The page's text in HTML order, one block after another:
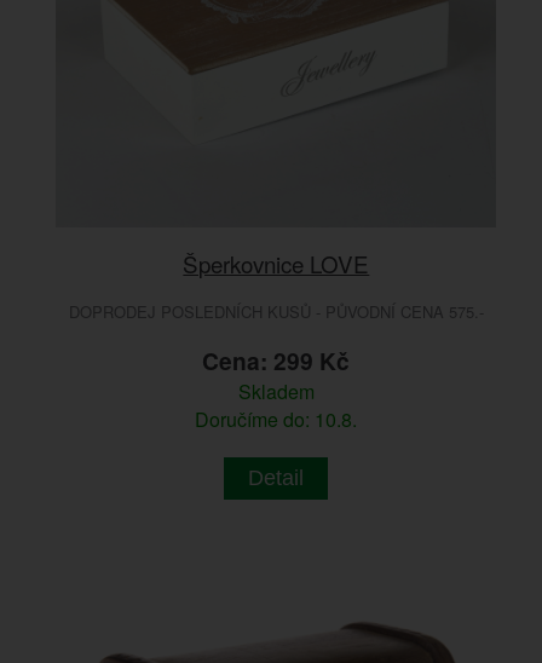
Šperkovnice LOVE
DOPRODEJ POSLEDNÍCH KUSŮ - PŮVODNÍ CENA 575.-
Cena: 299 Kč
Skladem
Doručíme do: 10.8.
Detail